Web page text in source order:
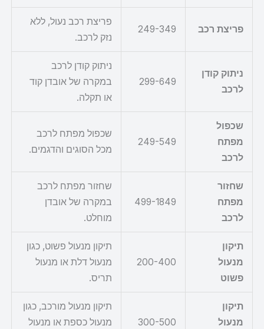
פריצת רכב 249-349
פריצת רכב נעול, ללא
נזק לרכב.
ניתוק קודן
לרכב
299-649
ניתוק קודן לרכב
במקרה של אובדן קוד
או תקלה.
שכפול
מפתח
לרכב
249-549
שכפול מפתח לרכב
מכל הסוגים והדגמים.
שחזור
מפתח
לרכב
499-1849
שחזור מפתח לרכב
במקרה של אובדן
מוחלט.
תיקון
מנעול
פשוט
200-400
תיקון מנעול פשוט, כגון
מנעול דלת או מנעול
תריס.
תיקון
מנעול
300-500
תיקון מנעול מורכב, כגון
מנעול כספת או מנעול